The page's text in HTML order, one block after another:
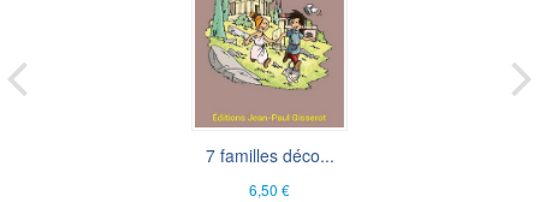
7 familles déco...
6,50 €